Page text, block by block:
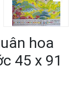
hoa
45 x 91